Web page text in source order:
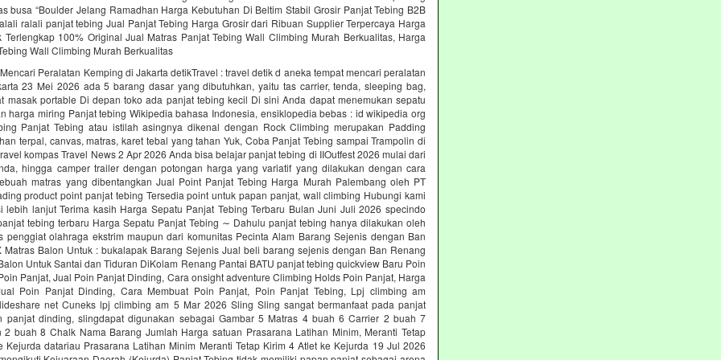
busa “Boulder Jelang Ramadhan Harga Kebutuhan Di Beltim Stabil Grosir Panjat Tebing B2B
ralali panjat tebing‎ Jual Panjat Tebing Harga Grosir dari Ribuan Supplier Terpercaya Harga
Terlengkap 100% Original Jual Matras Panjat Tebing Wall Climbing Murah Berkualitas, Harga
Wall Climbing Murah Berkualitas
Peralatan Kemping di Jakarta detikTravel : travel detik d aneka tempat mencari peralatan
23 Mei 2026 ada 5 barang dasar yang dibutuhkan, yaitu tas carrier, tenda, sleeping bag,
masak portable Di depan toko ada panjat tebing kecil Di sini Anda dapat menemukan sepatu
harga miring Panjat tebing Wikipedia bahasa Indonesia, ensiklopedia bebas : id wikipedia org
Panjat Tebing atau istilah asingnya dikenal dengan Rock Climbing merupakan Padding
terpal, canvas, matras, karet tebal yang tahan Yuk, Coba Panjat Tebing sampai Trampolin di
kompas Travel News 2 Apr 2026 Anda bisa belajar panjat tebing di IIOutfest 2026 mulai dari
hingga camper trailer dengan potongan harga yang variatif yang dilakukan dengan cara
matras yang dibentangkan Jual Point Panjat Tebing Harga Murah Palembang oleh PT
product point panjat tebing Tersedia point untuk papan panjat, wall climbing Hubungi kami
lebih lanjut Terima kasih Harga Sepatu Panjat Tebing Terbaru Bulan Juni Juli 2026 specindo
tebing terbaru Harga Sepatu Panjat Tebing ∼ Dahulu panjat tebing hanya dilakukan oleh
penggiat olahraga ekstrim maupun dari komunitas Pecinta Alam Barang Sejenis dengan Ban
Matras Balon Untuk : bukalapak Barang Sejenis Jual beli barang sejenis dengan Ban Renang
Untuk Santai dan Tiduran DiKolam Renang Pantai BATU panjat tebing quickview Baru Poin
Panjat, Jual Poin Panjat Dinding, Cara onsight adventure Climbing Holds Poin Panjat, Harga
Poin Panjat Dinding, Cara Membuat Poin Panjat, Poin Panjat Tebing, Lpj climbing am
net Cuneks lpj climbing am 5 Mar 2026 Sling Sling sangat bermanfaat pada panjat
panjat dinding, slingdapat digunakan sebagai Gambar 5 Matras 4 buah 6 Carrier 2 buah 7
2 buah 8 Chalk Nama Barang Jumlah Harga satuan Prasarana Latihan Minim, Meranti Tetap
Kejurda datariau Prasarana Latihan Minim Meranti Tetap Kirim 4 Atlet ke Kejurda 19 Jul 2026